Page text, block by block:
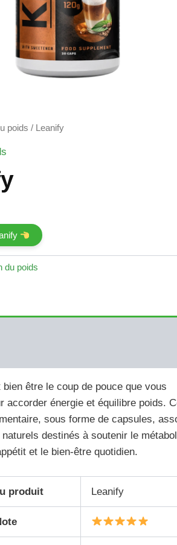
poids / Leanify
du poids
être le coup de pouce que vous
accorder énergie et équilibre poids.
sous forme de capsules,
destinés à soutenir le
et le bien-être quotidien.
produit Leanify